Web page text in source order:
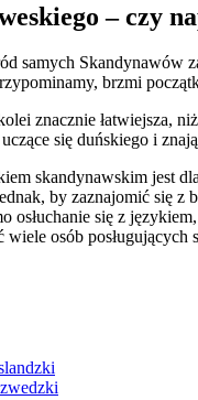
– czy
samych Skandynawów
brzmi
znacznie łatwiejsza,
się duńskiego i
skandynawskim jest
by zaznajomić się z
osłuchanie się z
osób posługujących